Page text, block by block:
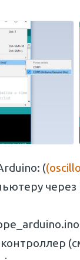
(
через